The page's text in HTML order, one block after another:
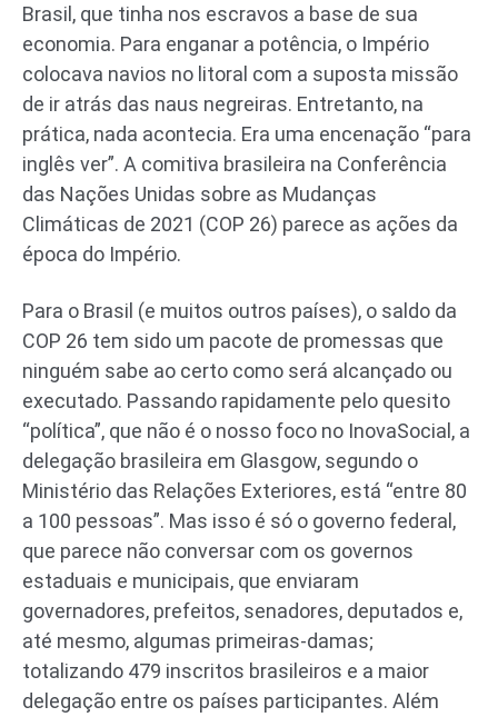
Brasil, que tinha nos escravos a base de sua
economia. Para enganar a potência, o Império
colocava navios no litoral com a suposta missão
de ir atrás das naus negreiras. Entretanto, na
prática, nada acontecia. Era uma encenação “para
inglês ver”. A comitiva brasileira na Conferência
das Nações Unidas sobre as Mudanças
Climáticas de 2021 (COP 26) parece as ações da
época do Império.
Para o Brasil (e muitos outros países), o saldo da
COP 26 tem sido um pacote de promessas que
ninguém sabe ao certo como será alcançado ou
executado. Passando rapidamente pelo quesito
“política”, que não é o nosso foco no InovaSocial, a
delegação brasileira em Glasgow, segundo o
Ministério das Relações Exteriores, está “entre 80
a 100 pessoas”. Mas isso é só o governo federal,
que parece não conversar com os governos
estaduais e municipais, que enviaram
governadores, prefeitos, senadores, deputados e,
até mesmo, algumas primeiras-damas;
totalizando 479 inscritos brasileiros e a maior
delegação entre os países participantes. Além